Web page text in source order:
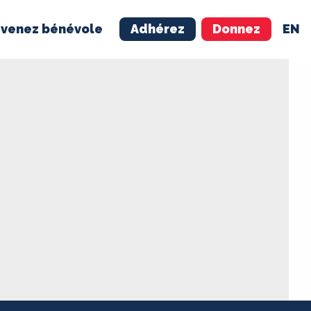
bénévole Adhérez Donnez EN